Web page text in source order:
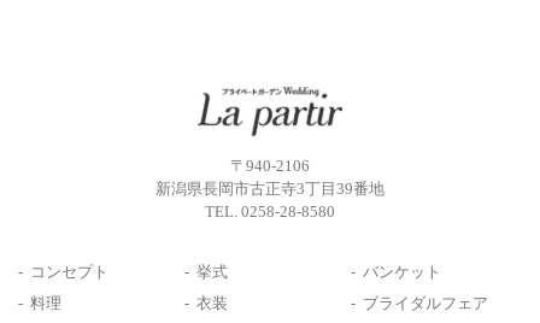
〒940-2106
新潟県長岡市古正寺3丁目39番地
TEL. 0258-28-8580
コンセプト 挙式
バンケット
料理
衣装 ブライダルフェア